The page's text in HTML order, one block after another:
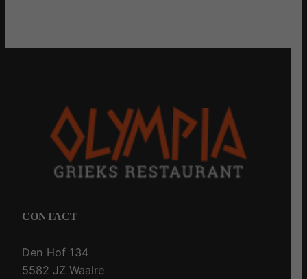
CONTACT
Den Hof 134
5582 JZ Waalre